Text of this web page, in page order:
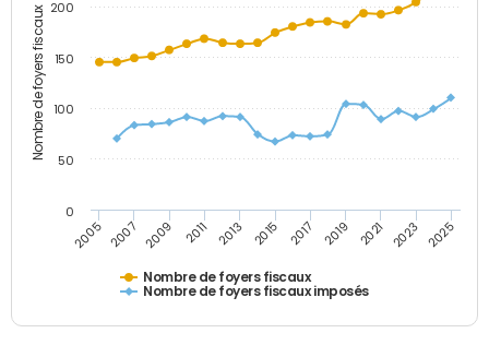
Nombre de foyers fiscaux
Nombre de foyers fiscaux
Nombre de foyers fiscaux imposés
2005 2007 2009 2011 2013 2015 2017 2019 2021 2023 2025
0
50
100
150
200